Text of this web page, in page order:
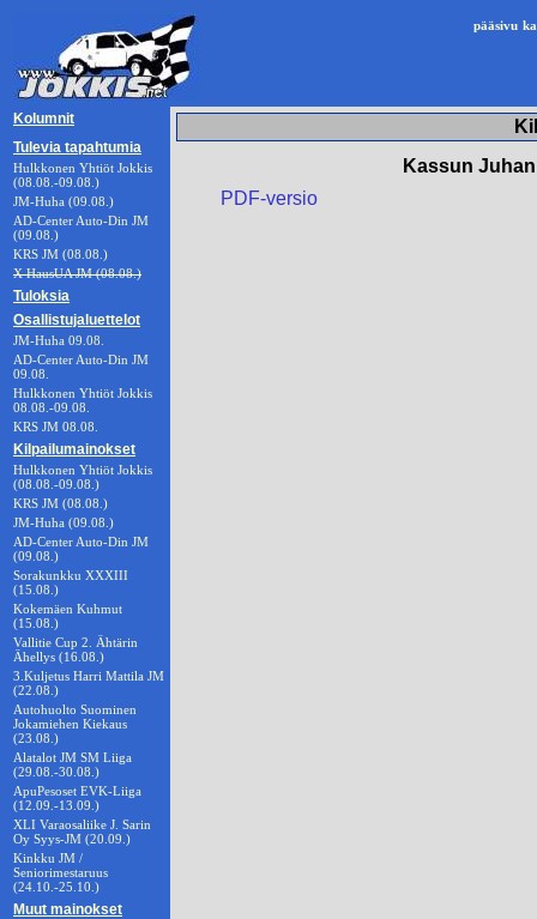
pääsivu
Kolumnit
Tulevia tapahtumia
Hulkkonen Yhtiöt Jokkis
(08.08.-09.08.)
JM-Huha (09.08.)
AD-Center Auto-Din JM
(09.08.)
KRS JM (08.08.)
X HausUA JM (08.08.)
Tuloksia
Osallistujaluettelot
JM-Huha 09.08.
AD-Center Auto-Din JM
09.08.
Hulkkonen Yhtiöt Jokkis
08.08.-09.08.
KRS JM 08.08.
Kilpailumainokset
Hulkkonen Yhtiöt Jokkis
(08.08.-09.08.)
KRS JM (08.08.)
JM-Huha (09.08.)
AD-Center Auto-Din JM
(09.08.)
Sorakunkku XXXIII
(15.08.)
Kokemäen Kuhmut
(15.08.)
Vallitie Cup 2. Ähtärin
Ähellys (16.08.)
3.Kuljetus Harri Mattila JM
(22.08.)
Autohuolto Suominen
Jokamiehen Kiekaus
(23.08.)
Alatalot JM SM Liiga
(29.08.-30.08.)
ApuPesoset EVK-Liiga
(12.09.-13.09.)
XLI Varaosaliike J. Sarin
Oy Syys-JM (20.09.)
Kinkku JM /
Seniorimestaruus
(24.10.-25.10.)
Muut mainokset
Kassun
PDF-versio